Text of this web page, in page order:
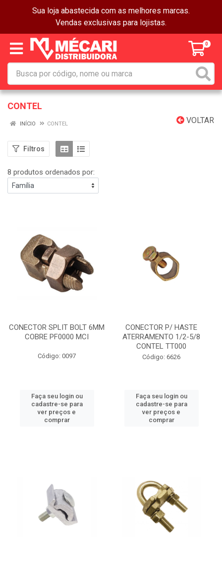
Sua loja abastecida com as melhores marcas.
Vendas exclusivas para lojistas.
0
CONTEL
VOLTAR
INÍCIO CONTEL
Filtros
8 produtos ordenados por:
CONECTOR SPLIT BOLT 6MM
COBRE PF0000 MCI
Código: 0097
Faça seu login ou
cadastre-se para
ver preços e
comprar
CONECTOR P/ HASTE
ATERRAMENTO 1/2-5/8
CONTEL TT000
Código: 6626
Faça seu login ou
cadastre-se para
ver preços e
comprar